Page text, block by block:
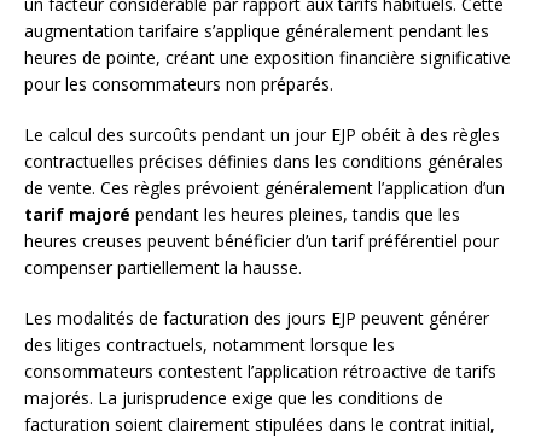
augmentation tarifaire s’applique généralement pendant les
heures de pointe, créant une exposition financière significative
pour les consommateurs non préparés.
Le calcul des surcoûts pendant un jour EJP obéit à des règles
contractuelles précises définies dans les conditions générales
de vente. Ces règles prévoient généralement l’application d’un
tarif majoré pendant les heures pleines, tandis que les
heures creuses peuvent bénéficier d’un tarif préférentiel pour
compenser partiellement la hausse.
Les modalités de facturation des jours EJP peuvent générer
des litiges contractuels, notamment lorsque les
consommateurs contestent l’application rétroactive de tarifs
majorés. La jurisprudence exige que les conditions de
facturation soient clairement stipulées dans le contrat initial,